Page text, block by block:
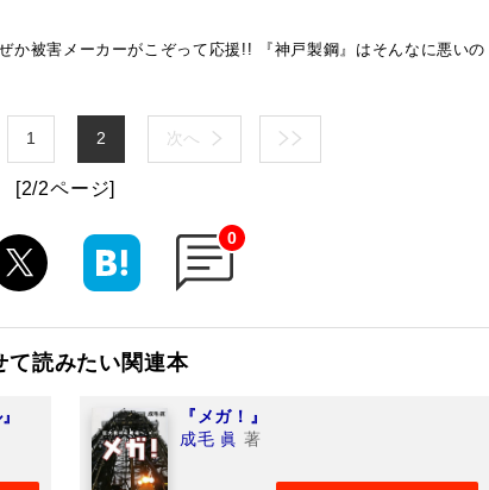
か被害メーカーがこぞって応援!! 『神戸製鋼』はそんなに悪いの
1 2 次へ
[2/2ページ]
0
て読みたい関連本
『メガ！』
成毛 眞 著